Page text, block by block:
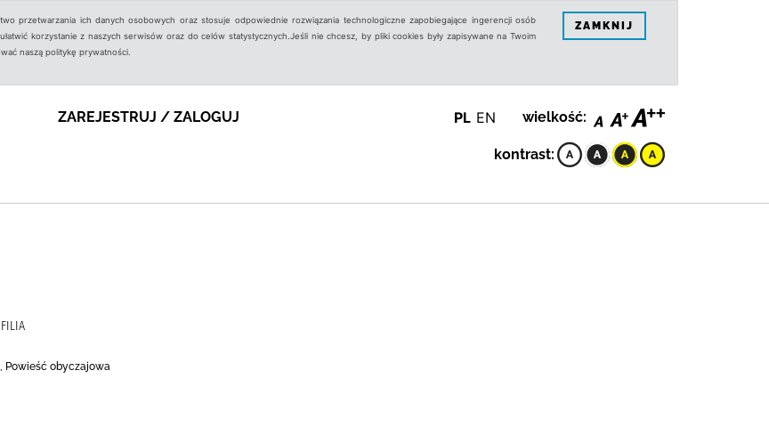
przetwarzania ich danych osobowych oraz stosuje odpowiednie rozwiązania technologiczne zapobiegające ingerencji osób
korzystanie z naszych serwisów oraz do celów statystycznych.Jeśli nie chcesz, by pliki cookies były zapisywane na Twoim
naszą politykę prywatności.
ZAMKNIJ
ZAREJESTRUJ / ZALOGUJ PL EN wielkość:
kontrast:
Powieść obyczajowa